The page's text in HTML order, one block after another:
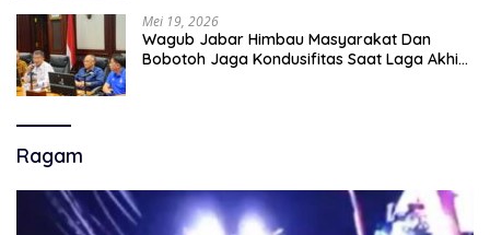
Mei 19, 2026
Wagub Jabar Himbau Masyarakat Dan
Bobotoh Jaga Kondusifitas Saat Laga Akhir
Ragam